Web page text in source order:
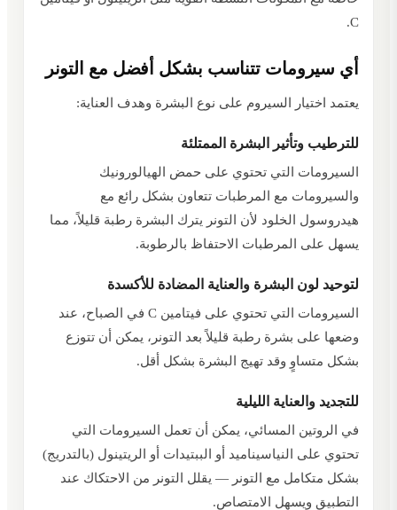
C.
أي سيرومات تتناسب بشكل أفضل مع التونر
يعتمد اختيار السيروم على نوع البشرة وهدف العناية:
للترطيب وتأثير البشرة الممتلئة
السيرومات التي تحتوي على حمض الهيالورونيك
والسيرومات مع المرطبات تتعاون بشكل رائع مع
هيدروسول الخلود لأن التونر يترك البشرة رطبة قليلاً، مما
يسهل على المرطبات الاحتفاظ بالرطوبة.
لتوحيد لون البشرة والعناية المضادة للأكسدة
السيرومات التي تحتوي على فيتامين C في الصباح، عند
وضعها على بشرة رطبة قليلاً بعد التونر، يمكن أن تتوزع
بشكل متساوٍ وقد تهيج البشرة بشكل أقل.
للتجديد والعناية الليلية
في الروتين المسائي، يمكن أن تعمل السيرومات التي
تحتوي على النياسيناميد أو الببتيدات أو الريتينول (بالتدريج)
بشكل متكامل مع التونر — يقلل التونر من الاحتكاك عند
التطبيق ويسهل الامتصاص.